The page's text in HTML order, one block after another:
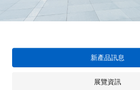
最新消息
產品資訊
CSR
新產品訊息
展覽資訊